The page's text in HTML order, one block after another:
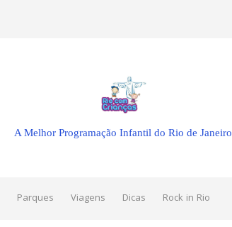
A Melhor Programação Infantil do Rio de Janeiro
Parques Viagens Dicas Rock in Rio